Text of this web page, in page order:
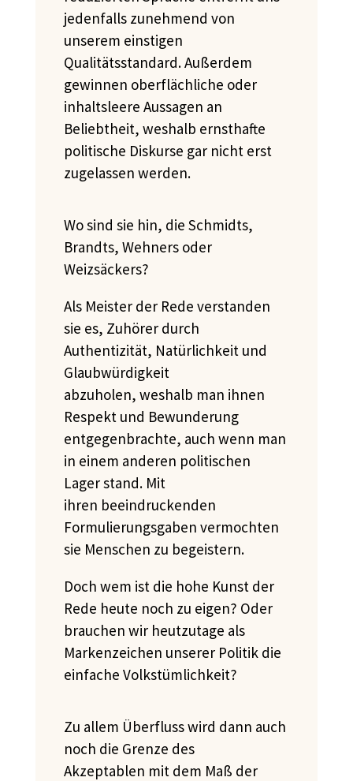
jedenfalls zunehmend von
unserem einstigen
Qualitätsstandard. Außerdem
gewinnen oberflächliche oder
inhaltsleere Aussagen an
Beliebtheit, weshalb ernsthafte
politische Diskurse gar nicht erst
zugelassen werden.
Wo sind sie hin, die Schmidts,
Brandts, Wehners oder
Weizsäckers?
Als Meister der Rede verstanden
sie es, Zuhörer durch
Authentizität, Natürlichkeit und
Glaubwürdigkeit
abzuholen, weshalb man ihnen
Respekt und Bewunderung
entgegenbrachte, auch wenn man
in einem anderen politischen
Lager stand. Mit
ihren beeindruckenden
Formulierungsgaben vermochten
sie Menschen zu begeistern.
Doch wem ist die hohe Kunst der
Rede heute noch zu eigen? Oder
brauchen wir heutzutage als
Markenzeichen unserer Politik die
einfache Volkstümlichkeit?
Zu allem Überfluss wird dann auch
noch die Grenze des
Akzeptablen mit dem Maß der